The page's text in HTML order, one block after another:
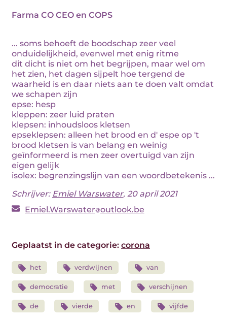
Farma CO CEO en COPS
... soms behoeft de boodschap zeer veel
onduidelijkheid, evenwel met enig ritme
dit dicht is niet om het begrijpen, maar wel om
het zien, het dagen sijpelt hoe tergend de
waarheid is en daar niets aan te doen valt omdat
we schapen zijn
epse: hesp
kleppen: zeer luid praten
klepsen: inhoudsloos kletsen
epseklepsen: alleen het brood en d' espe op 't
brood kletsen is van belang en weinig
geïnformeerd is men zeer overtuigd van zijn
eigen gelijk
isolex: begrenzingslijn van een woordbetekenis ...
Schrijver: Emiel Warswater, 20 april 2021
Emiel.Warswater outlook.be
Geplaatst in de categorie: corona
het verdwijnen van
democratie met verschijnen
de vierde en vijfde